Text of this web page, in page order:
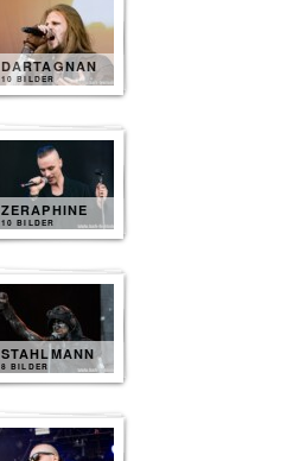
DARTAGNAN
10 BILDER
ZERAPHINE
10 BILDER
STAHLMANN
8 BILDER